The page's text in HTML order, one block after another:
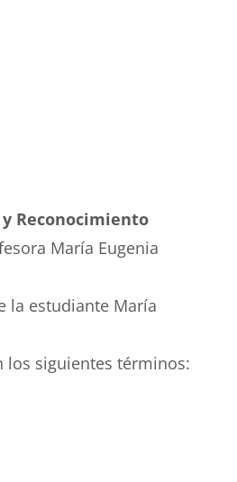
Reconocimiento
María Eugenia
la estudiante María
los siguientes términos: